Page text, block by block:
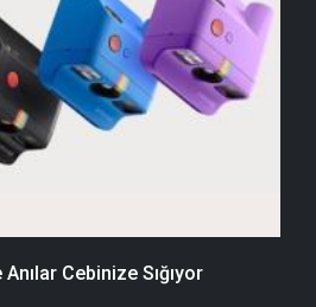
Cebinize Sığıyor